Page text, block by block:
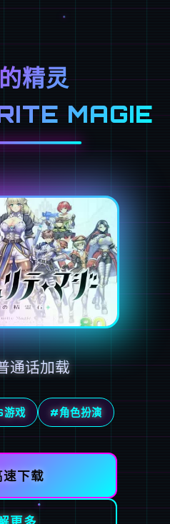
精灵
MAGIE
通话加载
戏 #角色扮演
速下载
更多